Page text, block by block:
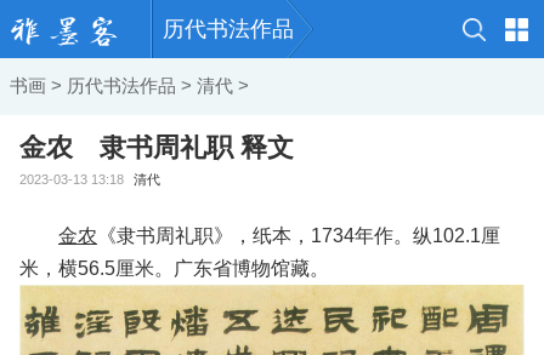
历代书法作品
书画 > 历代书法作品 > 清代 >
金农 隶书周礼职 释文
2023-03-13 13:18 清代
金农 《隶书周礼职》，纸本，1734年作。纵102.1厘
米，横56.5厘米。广东省博物馆藏。